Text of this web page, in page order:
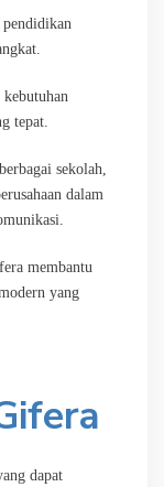
tepat.
sekolah,
dalam
membantu
yang
dapat